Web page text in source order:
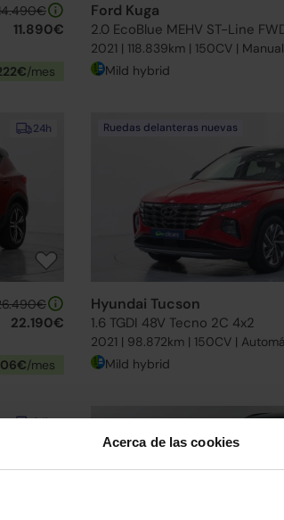
Acerca de las cookies
11.890€
/mes
Ford Kuga
2.0 EcoBlue MEHV ST-Line
2021 | 118.839km | 150CV | Manual
Mild hybrid
24h
22.190€
/mes
Ruedas delanteras nuevas
Hyundai Tucson
1.6 TGDI 48V Tecno 2C 4x2
2021 | 98.872km | 150CV |
Mild hybrid
24h